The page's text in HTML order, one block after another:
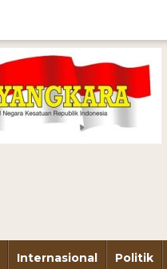
Internasional Politik